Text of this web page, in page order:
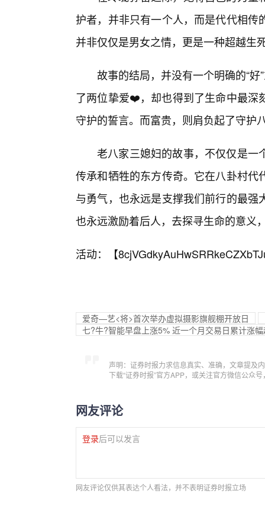
护者，并非只有一个人，而是代代相
并非仅仅是男女之情，更是一种超越生
故事的结局，并没有一个明确的“
了两位挚爱❤️，却也得到了生命中最深
守护的誓言。而富贵，则肩负起了守护
老八家三媳妇的故事，不仅仅是一
传承和牺牲的东方传奇。它在八卦村
与勇气，也永远是支撑我们前行的最
也永远激励着后人，去探寻生命的意义
活动：【
爱奇—艺<将>首次举办虚拟摄影旗舰棚开放日
七?牛?智能早盘上涨5% 近一个月交易日累计涨
声明：证券时报力求信息真实、准确，文章提及
下载“证券时报”官方APP，或关注官方微信公众
网友评论
登录后可以发言
网友评论仅供其表达个人看法，并不表明证券时报立场